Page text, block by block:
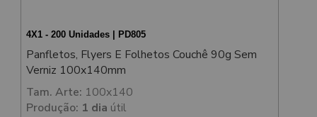
4X1 - 200 Unidades | PD805
Panfletos, Flyers E Folhetos Couchê 90g Sem
Verniz 100x140mm
Tam. Arte: 100x140
Produção: 1 dia útil